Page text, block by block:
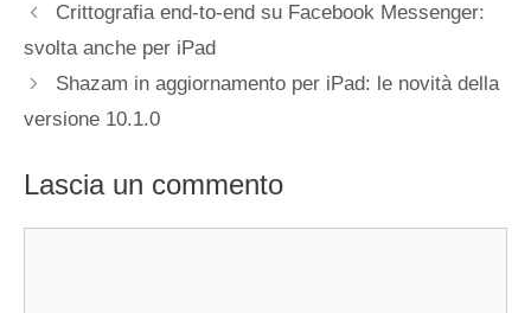
Crittografia end-to-end su Facebook Messenger:
svolta anche per iPad
Shazam in aggiornamento per iPad: le novità della
versione 10.1.0
Lascia un commento